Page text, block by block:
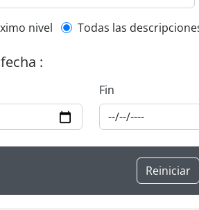
filter
nivel Todas las
:
Fin